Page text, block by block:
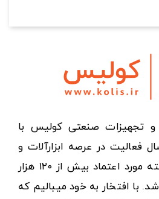
و تجهیزات صنعتی کولیس با
نزدیک به ۱۰ سال فعالیت در عرصه ابزارآلات و
کالاهای صنعتی توانسته مورد اعتماد بیش از ۱۲۰ هزار
با افتخار به خود میبالیم که